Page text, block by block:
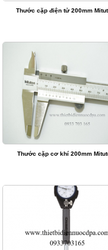
Thước cặp điện tử 200mm
Thước cặp cơ khí 200mm